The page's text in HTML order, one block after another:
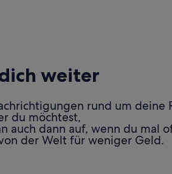
weiter
rund um deine
du möchtest,
auch dann auf, wenn du mal
der Welt für weniger Geld.